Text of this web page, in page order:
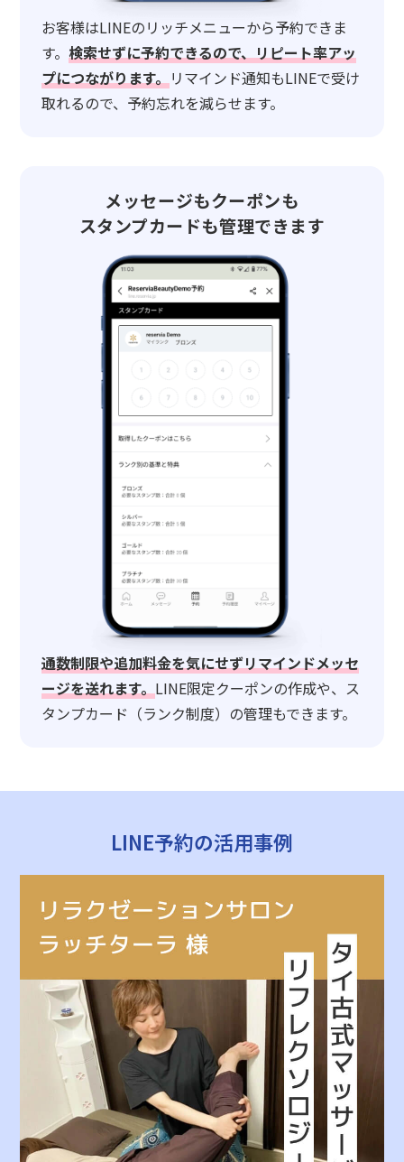
お客様はLINEのリッチメニューから予約できま
す。検索せずに予約できるので、リピート率アッ
プにつながります。リマインド通知もLINEで受け
取れるので、予約忘れを減らせます。
メッセージもクーポンも
スタンプカードも管理できます
通数制限や追加料金を気にせずリマインドメッセ
ージを送れます。LINE限定クーポンの作成や、ス
タンプカード（ランク制度）の管理もできます。
LINE予約の活用事例